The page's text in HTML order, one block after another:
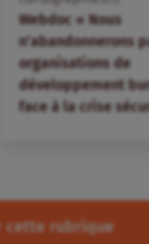
Webdoc « Nous
n’abandonnerons
organisations de
développement
face à la crise
cette rubrique